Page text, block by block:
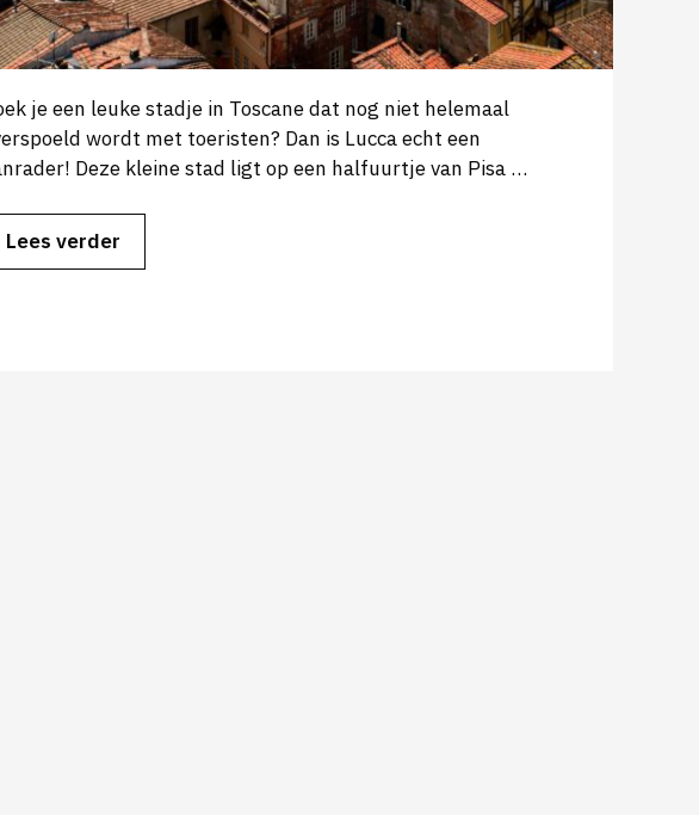
je een leuke stadje in Toscane dat nog niet helemaal
wordt met toeristen? Dan is Lucca echt een
Deze kleine stad ligt op een halfuurtje van Pisa …
Lees verder